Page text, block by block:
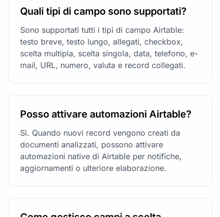
Quali tipi di campo sono supportati?
Sono supportati tutti i tipi di campo Airtable:
testo breve, testo lungo, allegati, checkbox,
scelta multipla, scelta singola, data, telefono, e-
mail, URL, numero, valuta e record collegati.
Posso attivare automazioni Airtable?
Sì. Quando nuovi record vengono creati da
documenti analizzati, possono attivare
automazioni native di Airtable per notifiche,
aggiornamenti o ulteriore elaborazione.